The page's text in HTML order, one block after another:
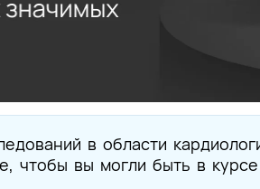
в области
чтобы вы могли быть в